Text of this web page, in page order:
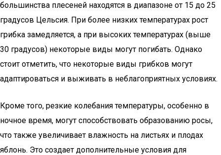
большинства плесеней находятся в диапазоне от 15 до 25
градусов Цельсия. При более низких температурах рост
грибка замедляется, а при высоких температурах (выше
30 градусов) некоторые виды могут погибать. Однако
стоит отметить, что некоторые виды грибков могут
адаптироваться и выживать в неблагоприятных условиях.
Кроме того, резкие колебания температуры, особенно в
ночное время, могут способствовать образованию росы,
что также увеличивает влажность на листьях и плодах
яблонь. Это создает дополнительные условия для